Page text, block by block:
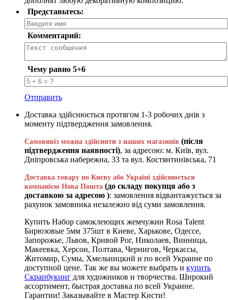
Представьтесь:
Комментарий:
Чему равно 5+6
Отправить
Доставка здійснюється протягом 1-3 робочих днів з
моменту підтвердження замовлення.
Самовивіз можна здійснити з наших магазинів (після
підтвердження наявності), за адресою: м. Київ, вул.
Дніпровська набережна, 33 та вул. Костянтинівська, 71
Доставка товару по Києву або Україні здійснюється
компанією Нова Пошта (до складу покупця або з
доставкою за адресою ): замовлення відвантажується за
рахунок замовника незалежно від суми замовлення.
Купить Набор самоклеющих жемчужин Rosa Talent
Бирюзовые 5мм 375шт в Киеве, Харькове, Одессе,
Запорожье, Львов, Кривой Рог, Николаев, Винница,
Макеевка, Херсон, Полтава, Чернигов, Черкассы,
Житомир, Сумы, Хмельницкий и по всей Украине по
доступной цене. Так же вы можете выбрать и купить
Скрапбукинг для художников и творчества. Широкий
ассортимент, быстрая доставка по всей Украине.
Гарантии! Заказывайте в Мастер Кисти!